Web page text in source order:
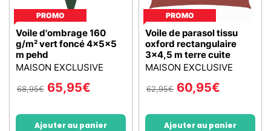
PROMO
Voile d'ombrage 160
g/m² vert foncé 4x5x5
m pehd
MAISON EXCLUSIVE
68,95€ 65,95€
Ajouter au panier
PROMO
Voile de parasol tissu
oxford rectangulaire
3x4,5 m terre cuite
MAISON EXCLUSIVE
62,95€ 60,95€
Ajouter au panier